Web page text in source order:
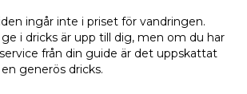
ingår inte i priset för vandringen.
i dricks är upp till dig, men om du har
från din guide är det uppskattat
generös dricks.